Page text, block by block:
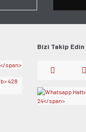
Bizi Takip Edin